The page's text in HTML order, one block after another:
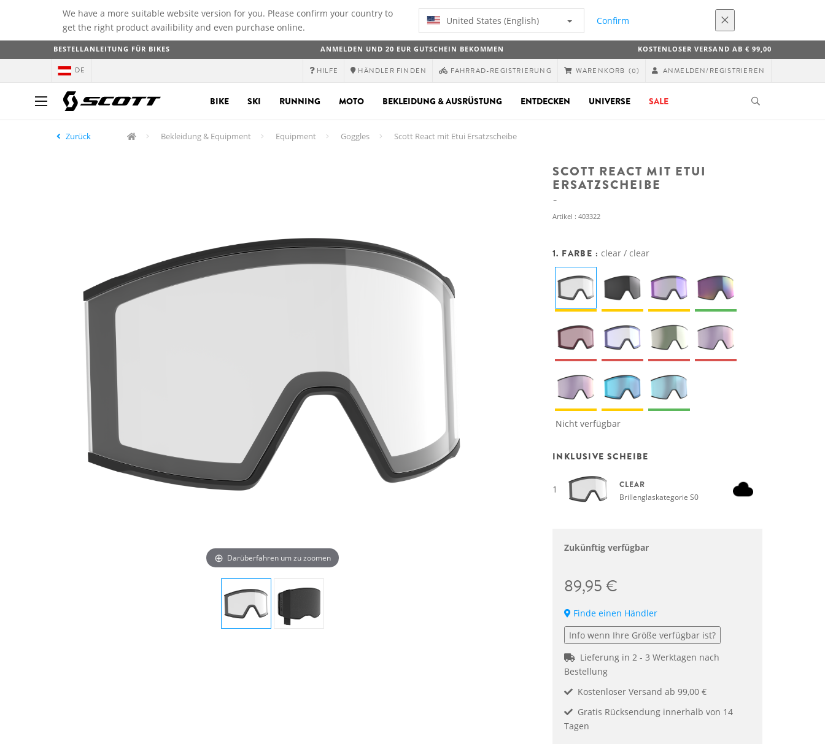
We have a more suitable website version for you. Please confirm your country to
get the right product availibility and even purchase online.
United States (English) Confirm
BESTELLANLEITUNG FÜR BIKES ANMELDEN UND 20 EUR GUTSCHEIN BEKOMMEN KOSTENLOSER VERSAND AB € 99,00
DE HILFE HÄNDLER FINDEN FAHRRAD-REGISTRIERUNG WARENKORB (0) ANMELDEN/REGISTRIEREN
BIKE SKI RUNNING MOTO BEKLEIDUNG & AUSRÜSTUNG ENTDECKEN UNIVERSE SALE
Zurück Bekleidung & Equipment Equipment Goggles Scott React mit Etui Ersatzscheibe
SCOTT REACT MIT ETUI
ERSATZSCHEIBE
Artikel : 403322
Darüberfahren um zu zoomen
1. FARBE : clear / clear
Nicht verfügbar
INKLUSIVE SCHEIBE
1 CLEAR
Brillenglaskategorie S0
Zukünftig verfügbar
89,95 €
Finde einen Händler
Info wenn Ihre Größe verfügbar ist?
Lieferung in 2 - 3 Werktagen nach
Bestellung
Kostenloser Versand ab 99,00 €
Gratis Rücksendung innerhalb von 14
Tagen